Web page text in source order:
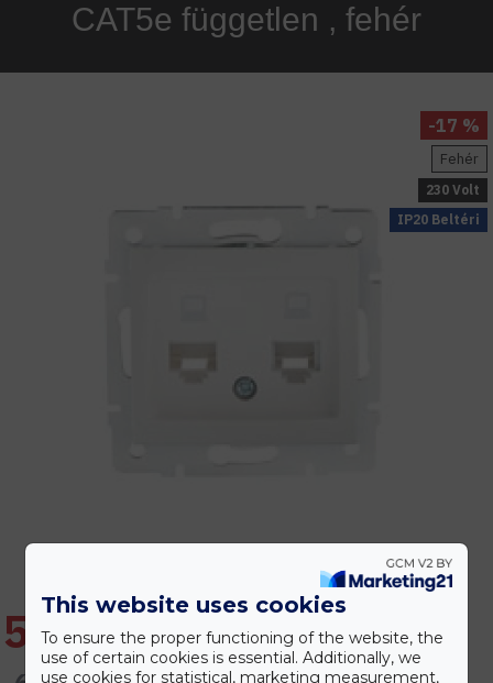
CAT5e független , fehér
IP20 Beltéri
Fehér
230 Volt
-17 %
5.596 Ft
This website uses cookies
To ensure the proper functioning of the website, the
use of certain cookies is essential. Additionally, we
use cookies for statistical, marketing measurement,